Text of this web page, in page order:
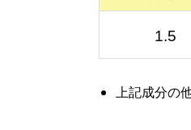
1.5
上記成分の